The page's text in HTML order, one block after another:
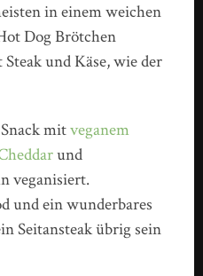
in einem weichen
Dog Brötchen
und Käse, wie der
Snack mitveganem
und
veganisiert.
und ein wunderbares
Seitansteak übrig sein